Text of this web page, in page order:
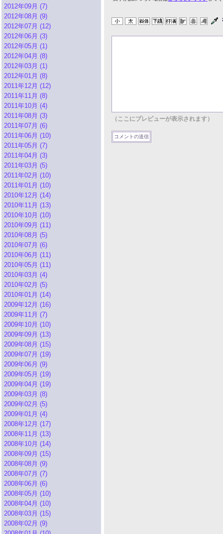
2012年09月 (7)
2012年08月 (9)
2012年07月 (12)
2012年06月 (3)
2012年05月 (1)
2012年04月 (8)
2012年03月 (1)
2012年01月 (8)
2011年12月 (12)
2011年11月 (8)
2011年10月 (4)
2011年08月 (3)
2011年07月 (6)
2011年06月 (10)
2011年05月 (7)
2011年04月 (3)
2011年03月 (5)
2011年02月 (10)
2011年01月 (10)
2010年12月 (14)
2010年11月 (13)
2010年10月 (10)
2010年09月 (11)
2010年08月 (5)
2010年07月 (6)
2010年06月 (11)
2010年05月 (11)
2010年03月 (4)
2010年02月 (5)
2010年01月 (14)
2009年12月 (16)
2009年11月 (7)
2009年10月 (10)
2009年09月 (13)
2009年08月 (15)
2009年07月 (19)
2009年06月 (9)
2009年05月 (19)
2009年04月 (19)
2009年03月 (8)
2009年02月 (5)
2009年01月 (4)
2008年12月 (17)
2008年11月 (13)
2008年10月 (14)
2008年09月 (15)
2008年08月 (9)
2008年07月 (7)
2008年06月 (6)
2008年05月 (10)
2008年04月 (10)
2008年03月 (15)
2008年02月 (9)
（ここにプレビューが表示されます）